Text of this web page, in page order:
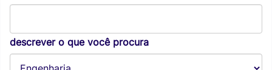
descrever o que você procura